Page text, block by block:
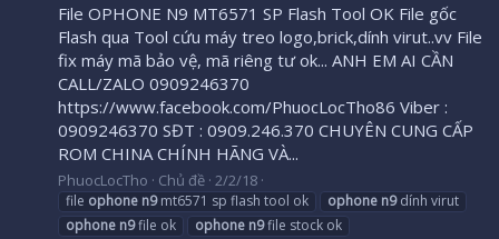
File OPHONE N9 MT6571 SP Flash Tool OK File gốc
Flash qua Tool cứu máy treo logo,brick,dính virut..vv File
fix máy mã bảo vệ, mã riêng tư ok... ANH EM AI CẦN
CALL/ZALO 0909246370
https://www.facebook.com/PhuocLocTho86 Viber :
0909246370 SĐT : 0909.246.370 CHUYÊN CUNG CẤP
ROM CHINA CHÍNH HÃNG VÀ...
PhuocLocTho Chủ đề 2/2/18
file ophone n9mt6571 sp flash tool ok ophone n9dính virut
ophone n9file ok ophone n9file stock ok